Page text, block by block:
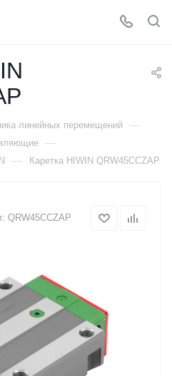
линейных перемещений —
—
— Каретка HIWIN QRW45CCZAP
QRW45CCZAP